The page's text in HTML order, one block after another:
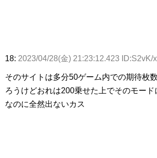
18: 2023/04/28(金) 21:23:12.423 ID:S2vK/
そのサイトは多分50ゲーム内での期待枚
ろうけどおれは200乗せた上でそのモー
なのに全然出ないカス